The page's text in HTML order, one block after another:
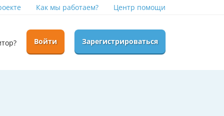
Как мы работаем? Центр помощи
Войти Зарегистрироваться